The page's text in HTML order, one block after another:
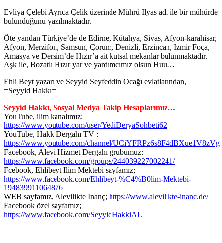
Evliya Çelebi Ayrıca Çelik üzerinde Mührü Ilyas adı ile bir mühürde
bulunduğunu yazılmaktadır.
Öte yandan Türkiye’de de Edirne, Kütahya, Sivas, Afyon-karahisar,
Afyon, Merzifon, Samsun, Çorum, Denizli, Erzincan, Izmir Foça,
Amasya ve Dersim’de Hızır’a ait kutsal mekanlar bulunmaktadır.
Aşk ile, Bozatlı Hızır yar ve yardımcımız olsun Huu…
Ehli Beyt yazarı ve Seyyid Seyfeddin Ocağı evlatlarından,
=Seyyid Hakkı=
Seyyid Hakkı, Sosyal Medya Takip Hesaplarımız…
YouTube, ilim kanalımız:
https://www.youtube.com/user/YediDeryaSohbeti62
YouTube, Hakk Dergahı TV :
https://www.youtube.com/channel/UCiYFRPz6s8F4dBXue1V8zVg
Facebook, Alevi Hizmet Dergahı grubumuz:
https://www.facebook.com/groups/244039227002241/
Fcebook, Ehlibeyt Ilim Mektebi sayfamız;
https://www.facebook.com/Ehlibeyt-%C4%B0lim-Mektebi-
194839911064876
WEB sayfamız, Alevilikte Inanç; https://www.alevilikte-inanc.de/
Facebook özel sayfamız;
https://www.facebook.com/SeyyidHakkiAL